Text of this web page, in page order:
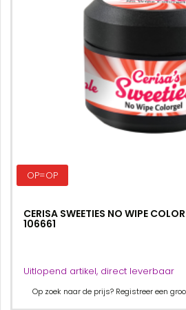
OP=OP
CERISA SWEETIES NO WIPE
106661
Uitlopend artikel, direct leverbaar
Op zoek naar de prijs? Registreer een